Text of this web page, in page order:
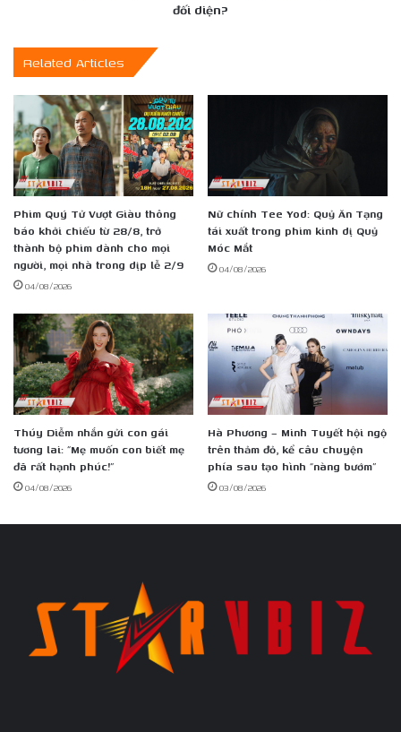
đối
diện?
đối diện?
Related Articles
Phim Quý Tử Vượt Giàu thông
báo khởi chiếu từ 28/8, trở
thành bộ phim dành cho mọi
người, mọi nhà trong dịp lễ 2/9
04/08/2026
Nữ chính Tee Yod: Quỷ Ăn Tạng
tái xuất trong phim kinh dị Quỷ
Móc Mắt
04/08/2026
Thúy Diễm nhắn gửi con gái
tương lai: “Mẹ muốn con biết mẹ
đã rất hạnh phúc!”
04/08/2026
Hà Phương – Minh Tuyết hội ngộ
trên thảm đỏ, kể câu chuyện
phía sau tạo hình “nàng bướm”
03/08/2026